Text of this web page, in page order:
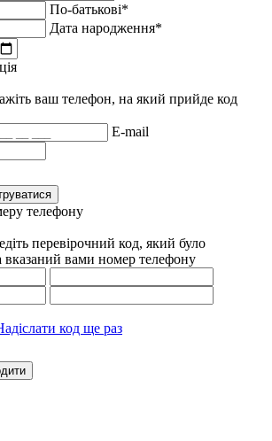
По-батькові*
Дата народження*
ваш телефон, на який прийде код
E-mail
телефону
перевірочний код, який було
вказаний вами номер телефону
код ще раз